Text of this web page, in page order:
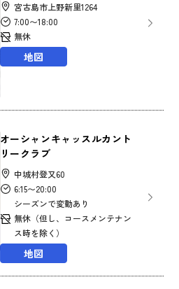
宮古島市上野新里1264
7:00〜18:00
無休
地図
オーシャンキャッスルカント
リークラブ
中城村登又60
6:15〜20:00
シーズンで変動あり
無休（但し、コースメンテナン
ス時を除く）
地図